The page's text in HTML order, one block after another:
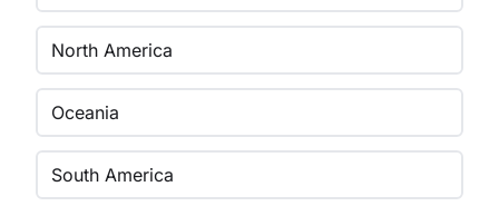
North America
Oceania
South America